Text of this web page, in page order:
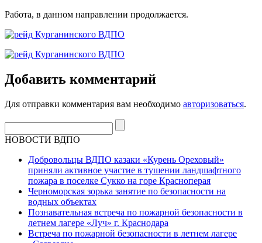
Работа, в данном направлении продолжается.
Добавить комментарий
Для отправки комментария вам необходимо авторизоваться.
НОВОСТИ ВДПО
Добровольцы ВДПО казаки «Курень Ореховый»
приняли активное участие в тушении ландшафтного
пожара в поселке Сукко на горе Красноперая
Черноморская зорька занятие по безопасности на
водных объектах
Познавательная встреча по пожарной безопасности в
летнем лагере «Луч» г. Краснодара
Встреча по пожарной безопасности в летнем лагере